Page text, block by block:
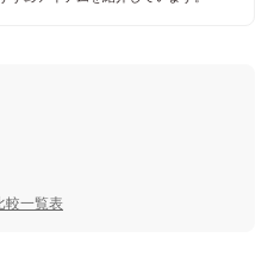
較一覧表